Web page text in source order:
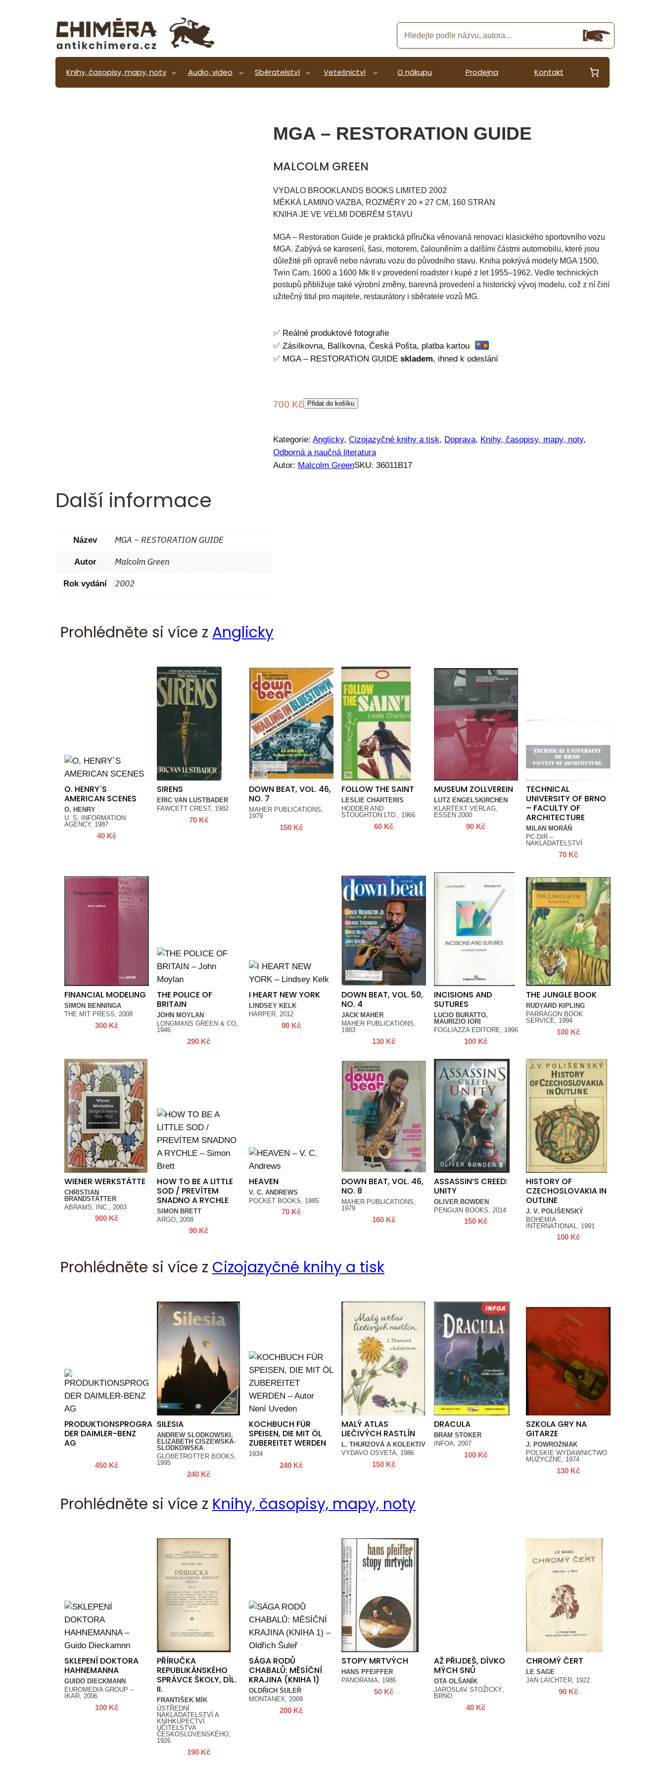
Knihy, časopisy, mapy, noty Audio, video Sběratelství Vetešnictví O nákupu Prodejna Kontakt
MGA – RESTORATION GUIDE
MALCOLM GREEN
VYDALO BROOKLANDS BOOKS LIMITED 2002
MĚKKÁ LAMINO VAZBA, ROZMĚRY 20 × 27 CM, 160 STRAN
KNIHA JE VE VELMI DOBRÉM STAVU
MGA – Restoration Guide je praktická příručka věnovaná renovaci klasického sportovního vozu
MGA. Zabývá se karoserií, šasi, motorem, čalouněním a dalšími částmi automobilu, které jsou
důležité při opravě nebo návratu vozu do původního stavu. Kniha pokrývá modely MGA 1500,
Twin Cam, 1600 a 1600 Mk II v provedení roadster i kupé z let 1955–1962. Vedle technických
postupů přibližuje také výrobní změny, barevná provedení a historický vývoj modelu, což z ní činí
užitečný titul pro majitele, restaurátory i sběratele vozů MG.
✅ Reálné produktové fotografie
✅ Zásilkovna, Balíkovna, Česká Pošta, platba kartou
✅ MGA – RESTORATION GUIDE skladem, ihned k odeslání
700 Kč Přidat do košíku
Kategorie: Anglicky, Cizojazyčné knihy a tisk, Doprava, Knihy, časopisy, mapy, noty
Odborná a naučná literatura
Autor: Malcolm GreenSKU: 36011B17
Další informace
Název MGA – RESTORATION GUIDE
Autor Malcolm Green
Rok vydání 2002
Prohlédněte si více z Anglicky
O. HENRY`S
AMERICAN SCENES
O. HENRY
U. S. INFORMATION
AGENCY, 1987
40 Kč
SIRENS
ERIC VAN LUSTBADER
FAWCETT CREST, 1982
70 Kč
DOWN BEAT, VOL. 46,
NO. 7
MAHER PUBLICATIONS,
1979
150 Kč
FOLLOW THE SAINT
LESLIE CHARTERIS
HODDER AND
STOUGHTON LTD., 1966
60 Kč
MUSEUM ZOLLVEREIN
LUTZ ENGELSKIRCHEN
KLARTEXT VERLAG,
ESSEN 2000
90 Kč
TECHNICAL
UNIVERSITY OF BRNO
– FACULTY OF
ARCHITECTURE
MILAN MORÁŇ
PC-DIR –
NAKLADATELSTVÍ
70 Kč
FINANCIAL MODELING
SIMON BENNINGA
THE MIT PRESS, 2008
300 Kč
THE POLICE OF
BRITAIN
JOHN MOYLAN
LONGMANS GREEN & CO,
1946
290 Kč
I HEART NEW YORK
LINDSEY KELK
HARPER, 2012
90 Kč
DOWN BEAT, VOL. 50,
NO. 4
JACK MAHER
MAHER PUBLICATIONS,
1983
130 Kč
INCISIONS AND
SUTURES
LUCIO BURATTO,
MAURIZIO IORI
FOGLIAZZA EDITORE, 1996
100 Kč
THE JUNGLE BOOK
RUDYARD KIPLING
PARRAGON BOOK
SERVICE, 1994
100 Kč
WIENER WERKSTÄTTE
CHRISTIAN
BRANDSTÄTTER
ABRAMS, INC., 2003
900 Kč
HOW TO BE A LITTLE
SOD / PREVÍTEM
SNADNO A RYCHLE
SIMON BRETT
ARGO, 2008
90 Kč
HEAVEN
V. C. ANDREWS
POCKET BOOKS, 1985
70 Kč
DOWN BEAT, VOL. 46,
NO. 8
MAHER PUBLICATIONS,
1979
160 Kč
ASSASSIN’S CREED:
UNITY
OLIVER BOWDEN
PENGUIN BOOKS, 2014
150 Kč
HISTORY OF
CZECHOSLOVAKIA IN
OUTLINE
J. V. POLIŠENSKÝ
BOHEMIA
INTERNATIONAL, 1991
100 Kč
Prohlédněte si více z Cizojazyčné knihy a tisk
PRODUKTIONSPROGRAMM
DER DAIMLER-BENZ
AG
450 Kč
SILESIA
ANDREW SLODKOWSKI,
ELIZABETH CISZEWSKA-
SLODKOWSKA
GLOBETROTTER BOOKS,
1995
240 Kč
KOCHBUCH FÜR
SPEISEN, DIE MIT ÖL
ZUBEREITET WERDEN
1934
240 Kč
MALÝ ATLAS
LIEČIVÝCH RASTLÍN
L. THURZOVÁ A KOLEKTIV
VYDAVO OSVETA, 1986
150 Kč
DRACULA
BRAM STOKER
INFOA, 2007
100 Kč
SZKOLA GRY NA
GITARZE
J. POWROŻNIAK
POLSKIE WYDAWNICTWO
MUZYCZNE, 1974
130 Kč
Prohlédněte si více z Knihy, časopisy, mapy, noty
SKLEPENÍ DOKTORA
HAHNEMANNA
GUIDO DIECKMANN
EUROMEDIA GROUP –
IKAR, 2006
100 Kč
PŘÍRUČKA
REPUBLIKÁNSKÉHO
SPRÁVCE ŠKOLY, DÍL.
II.
FRANTIŠEK MÍK
ÚSTŘEDNÍ
NAKLADATELSTVÍ A
KNIHKUPECTVÍ
UČITELSTVA
ČESKOSLOVENSKÉHO,
1926
190 Kč
SÁGA RODŮ
CHABALŮ: MĚSÍČNÍ
KRAJINA (KNIHA 1)
OLDŘICH ŠULEŘ
MONTANEX, 2009
200 Kč
STOPY MRTVÝCH
HANS PFEIFFER
PANORAMA, 1986
50 Kč
AŽ PŘIJDEŠ, DÍVKO
MÝCH SNŮ
OTA OLŠANÍK
JAROSLAV STOŽICKÝ,
BRNO
40 Kč
CHROMÝ ČERT
LE SAGE
JAN LAICHTER, 1922
90 Kč